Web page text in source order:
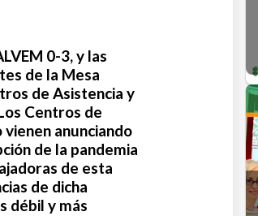
0-3, y las
de la Mesa
de Asistencia y
Centros de
anunciando
de la pandemia
de esta
de dicha
débil y más